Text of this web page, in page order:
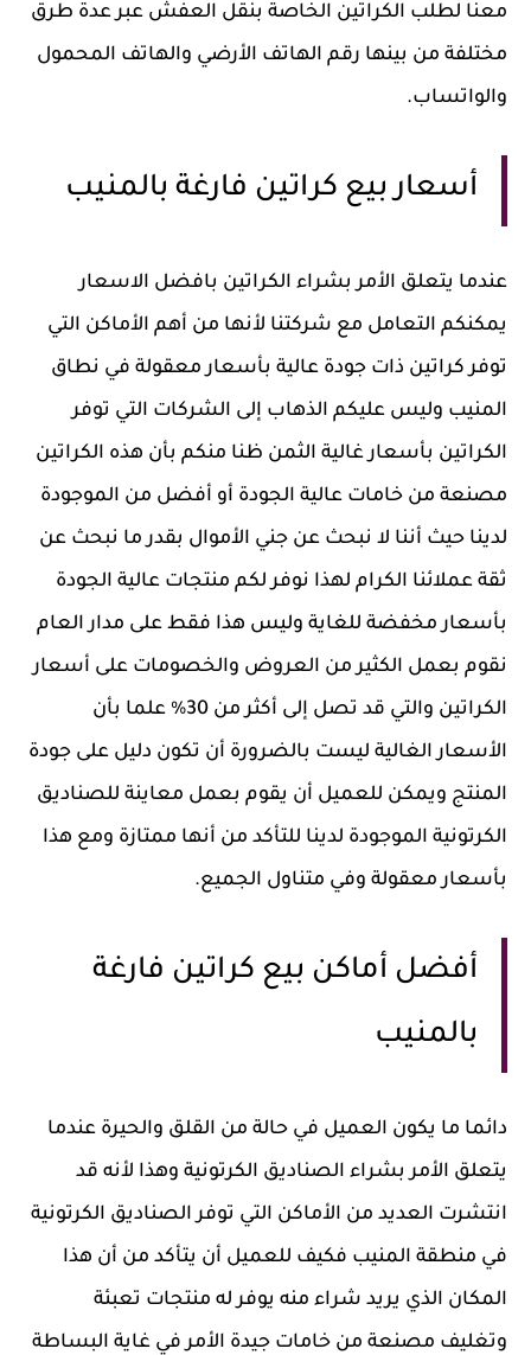
معنا لطلب الكراتين الخاصة بنقل العفش عبر عدة طرق
مختلفة من بينها رقم الهاتف الأرضي والهاتف المحمول
والواتساب.
أسعار بيع كراتين فارغة بالمنيب
عندما يتعلق الأمر بشراء الكراتين بافضل الاسعار
يمكنكم التعامل مع شركتنا لأنها من أهم الأماكن التي
توفر كراتين ذات جودة عالية بأسعار معقولة في نطاق
المنيب وليس عليكم الذهاب إلى الشركات التي توفر
الكراتين بأسعار غالية الثمن ظنا منكم بأن هذه الكراتين
مصنعة من خامات عالية الجودة أو أفضل من الموجودة
لدينا حيث أننا لا نبحث عن جني الأموال بقدر ما نبحث عن
ثقة عملائنا الكرام لهذا نوفر لكم منتجات عالية الجودة
بأسعار مخفضة للغاية وليس هذا فقط على مدار العام
نقوم بعمل الكثير من العروض والخصومات على أسعار
الكراتين والتي قد تصل إلى أكثر من 30% علما بأن
الأسعار الغالية ليست بالضرورة أن تكون دليل على جودة
المنتج ويمكن للعميل أن يقوم بعمل معاينة للصناديق
الكرتونية الموجودة لدينا للتأكد من أنها ممتازة ومع هذا
بأسعار معقولة وفي متناول الجميع.
أفضل أماكن بيع كراتين فارغة
بالمنيب
دائما ما يكون العميل في حالة من القلق والحيرة عندما
يتعلق الأمر بشراء الصناديق الكرتونية وهذا لأنه قد
انتشرت العديد من الأماكن التي توفر الصناديق الكرتونية
في منطقة المنيب فكيف للعميل أن يتأكد من أن هذا
المكان الذي يريد شراء منه يوفر له منتجات تعبئة
وتغليف مصنعة من خامات جيدة الأمر في غاية البساطة